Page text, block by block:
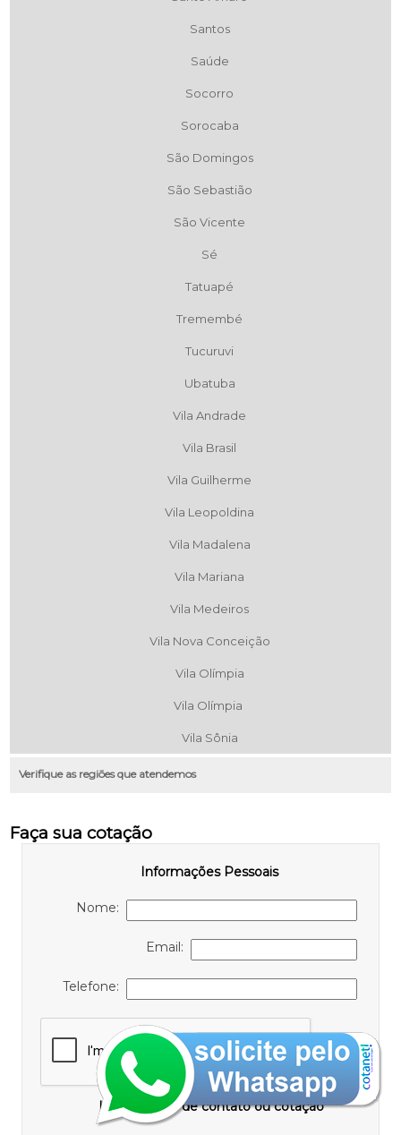
Santos
Saúde
Socorro
Sorocaba
São Domingos
São Sebastião
São Vicente
Sé
Tatuapé
Tremembé
Tucuruvi
Ubatuba
Vila Andrade
Vila Brasil
Vila Guilherme
Vila Leopoldina
Vila Madalena
Vila Mariana
Vila Medeiros
Vila Nova Conceição
Vila Olímpia
Vila Olímpia
Vila Sônia
Verifique as regiões que atendemos
Faça sua cotação
Informações Pessoais
Nome:
Email:
Telefone:
Informações de contato ou cotação